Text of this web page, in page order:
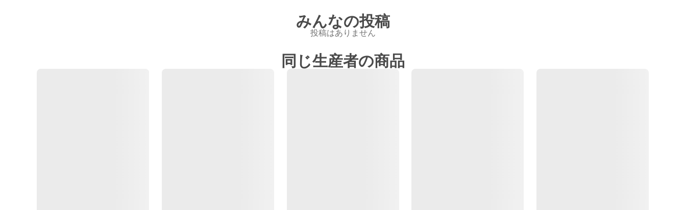
みんなの投稿
投稿はありません
同じ生産者の商品